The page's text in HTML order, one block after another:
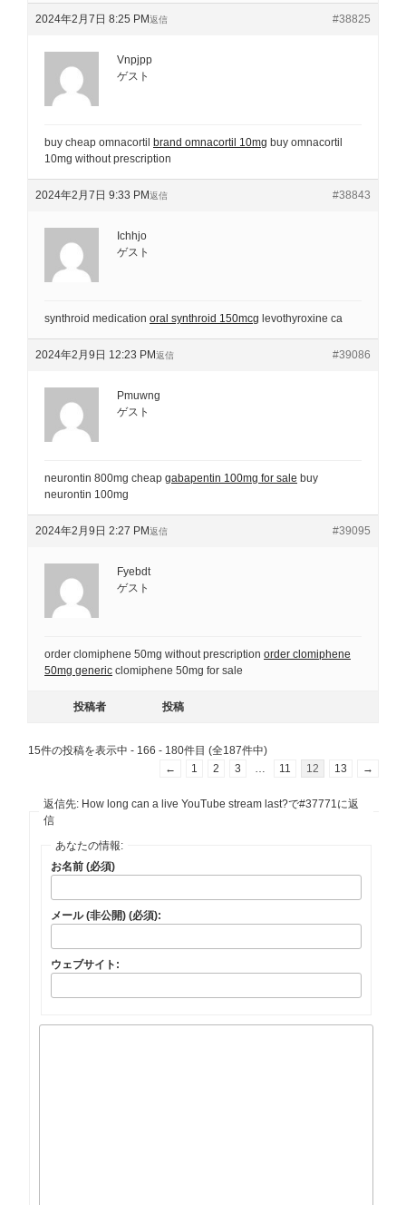
2024年2月7日 8:25 PM #38825
返信
Vnpjpp
ゲスト
buy cheap omnacortil brand omnacortil 10mg buy omnacortil
10mg without prescription
2024年2月7日 9:33 PM #38843
返信
Ichhjo
ゲスト
synthroid medication oral synthroid 150mcg levothyroxine ca
2024年2月9日 12:23 PM #39086
返信
Pmuwng
ゲスト
neurontin 800mg cheap gabapentin 100mg for sale buy
neurontin 100mg
2024年2月9日 2:27 PM #39095
返信
Fyebdt
ゲスト
order clomiphene 50mg without prescription order clomiphene
50mg generic clomiphene 50mg for sale
投稿者 投稿
15件の投稿を表示中 - 166 - 180件目 (全187件中)
←
1 2 3 11 12 13 →
返信先: How long can a live YouTube stream last?で#37771に返
信
あなたの情報:
お名前 (必須)
メール (非公開) (必須):
ウェブサイト: